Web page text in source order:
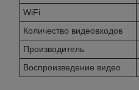
WiFi
Количество видеовходов
Производитель
Воспроизведение видео